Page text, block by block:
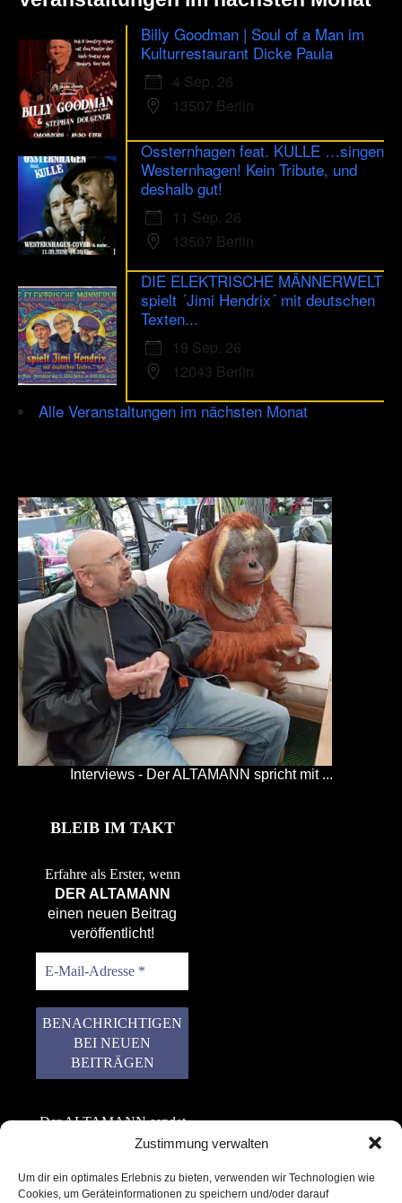
Zustimmung verwalten
Um dir ein optimales Erlebnis zu bieten, verwenden wir Technologien wie
Cookies, um Geräteinformationen zu speichern und/oder darauf
Billy Goodman | Soul of a Man im
Kulturrestaurant Dicke Paula
4 Sep. 26
13507 Berlin
Ossternhagen feat. KULLE …singen
Westernhagen! Kein Tribute, und
deshalb gut!
11 Sep. 26
13507 Berlin
DIE ELEKTRISCHE MÄNNERWELT
spielt ´Jimi Hendrix´ mit deutschen
Texten...
19 Sep. 26
12043 Berlin
Alle Veranstaltungen im nächsten Monat
Interviews - Der ALTAMANN spricht mit ...
BLEIB IM TAKT
Erfahre als Erster, wenn
DER ALTAMANN
einen neuen Beitrag
veröffentlicht!
Der ALTAMANN sendet
keinen Spam! Er gibt
weiter. Erfahre mehr in